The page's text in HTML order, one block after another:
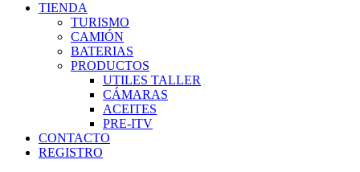
TIENDA
TURISMO
CAMIÓN
BATERIAS
PRODUCTOS
UTILES TALLER
CÁMARAS
ACEITES
PRE-ITV
CONTACTO
REGISTRO